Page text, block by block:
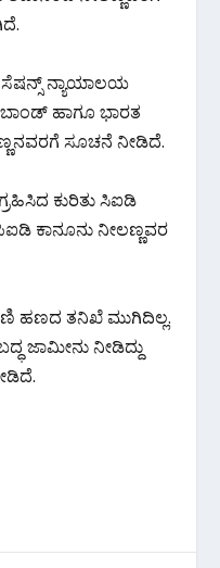
ನ್ಯಾಯಾಲಯ
ಬಾಂಡ್ ಹಾಗೂ ಭಾರತ
ಸೂಚನೆ ನೀಡಿದೆ.
ಕುರಿತು ಸಿಐಡಿ
ಕಾನೂನು ನೀಲಣ್ಣವರ
ಹಣದ ತನಿಖೆ ಮುಗಿದಿಲ್ಲ.
‌ಜಾಮೀನು ನೀಡಿದ್ದು